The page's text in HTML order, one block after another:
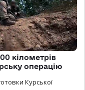
кілометрів
операцію
Курської